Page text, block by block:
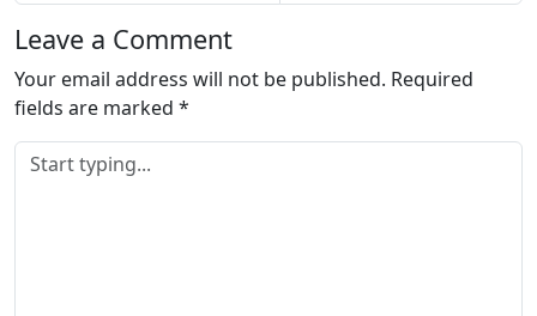
Leave a Comment
Your email address will not be published. Required
fields are marked *